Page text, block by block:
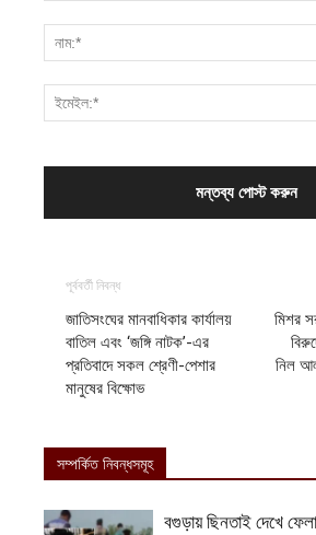
পূর্ববর্তী নিবন্ধ
জাতিসংঘের মানবাধিকার কার্যালয়
বাতিল এবং ‘জঙ্গি নাটক’-এর
প্রতিবাদে সকল শ্রেণী-পেশার
মানুষের বিক্ষোভ
মিশর
নিল
সম্পর্কিত নিবন্ধসমূহ
বগুড়ায় ছিনতাই দেখে